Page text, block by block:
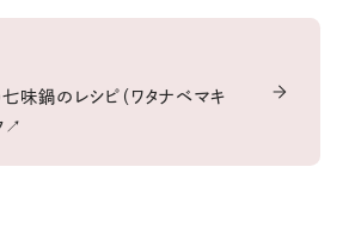
味鍋のレシピ（ワタナベマキ
↗